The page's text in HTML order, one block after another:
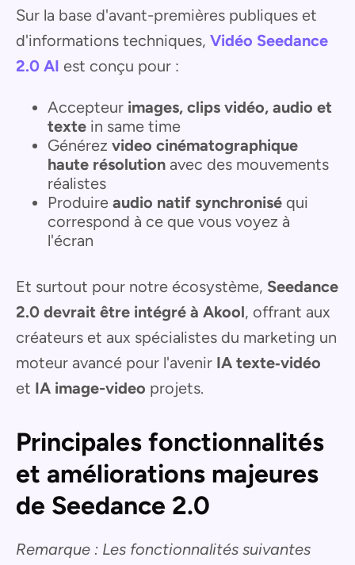
Sur la base d'avant-premières publiques et
d'informations techniques, Vidéo Seedance
2.0 AI est conçu pour :
Accepteur images, clips vidéo, audio et
texte in same time
Générez video cinématographique
haute résolution avec des mouvements
réalistes
Produire audio natif synchronisé qui
correspond à ce que vous voyez à
l'écran
Et surtout pour notre écosystème, Seedance
2.0 devrait être intégré à Akool, offrant aux
créateurs et aux spécialistes du marketing un
moteur avancé pour l'avenir IA texte‑vidéo
et IA image-video projets.
Principales fonctionnalités
et améliorations majeures
de Seedance 2.0
Remarque : Les fonctionnalités suivantes